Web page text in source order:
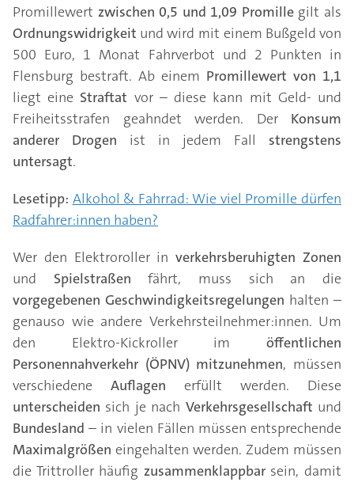
Promillewert zwischen 0,5 und 1,09 Promillegilt als
Ordnungswidrigkeit und wird mit einem Bußgeld von
500 Euro, 1 Monat Fahrverbot und 2 Punkten in
Flensburg bestraft. Ab einem Promillewert von 1,1
liegt eine Straftat vor – diese kann mit Geld- und
Freiheitsstrafen geahndet werden. Der Konsum
anderer Drogen ist in jedem Fall strengstens
untersagt.
Lesetipp: Alkohol & Fahrrad: Wie viel Promille dürfen
Radfahrer:innen haben?
Wer den Elektroroller inverkehrsberuhigten Zonen
und Spielstraßen fährt, muss sich an die
vorgegebenen Geschwindigkeitsregelungen halten –
genauso wie andere Verkehrsteilnehmer:innen. Um
den Elektro-Kickroller im öffentlichen
Personennahverkehr (ÖPNV) mitzunehmen, müssen
verschiedene Auflagen erfüllt werden. Diese
unterscheiden sich je nach Verkehrsgesellschaft und
Bundesland – in vielen Fällen müssen entsprechende
Maximalgrößen eingehalten werden. Zudem müssen
die Trittroller häufig zusammenklappbarsein, damit